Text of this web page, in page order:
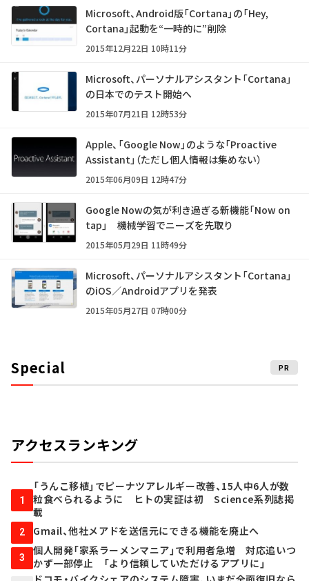
Microsoft、Android版「Cortana」の「Hey,
Cortana」起動を“一時的に”削除
2015年12月22日 10時11分
Microsoft、パーソナルアシスタント「Cortana」
の日本でのテスト開始へ
2015年07月21日 12時53分
Apple、「Google Now」のような「Proactive
Assistant」（ただし個人情報は集めない）
2015年06月09日 12時47分
Google Nowの気が利き過ぎる新機能「Now on
tap」 機械学習でニーズを先取り
2015年05月29日 11時49分
Microsoft、パーソナルアシスタント「Cortana」
のiOS／Androidアプリを発表
2015年05月27日 07時00分
Special PR
アクセスランキング
1
「うんこ移植」でピーナツアレルギー改善、15人中6人が数
粒食べられるように ヒトの実証は初 Science系列誌掲
載
2 Gmail、他社メアドを送信元にできる機能を廃止へ
3
個人開発「家系ラーメンマニア」で利用者急増 対応追いつ
かず一部停止 「より信頼していただけるアプリに」